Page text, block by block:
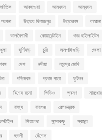
আবহাওয়া আমফান
আম্ফান
উত্তর দিনাজপুর উত্তরবঙ্গ
করোনা
কালবৈশাখী কোয়ারেন্টাইন
খবর হাইলাইটস
ঘূর্ণিঝড় চুরি জলপাইগুড়ি
জেলা
দেশ নদীয়া
নরেন্দ্র মোদি
পশ্চিমবঙ্গ প্রথম পাতা
ফুটবল
বিশেষ রচনা ভিডিও ভ্রমণ
মারধোর
রাজ্য রায়গঞ্জ
রেলমন্ত্রক
শিয়ালদা সান্দাকফু
স্বাস্থ্য
হুগলী হেঁশেল